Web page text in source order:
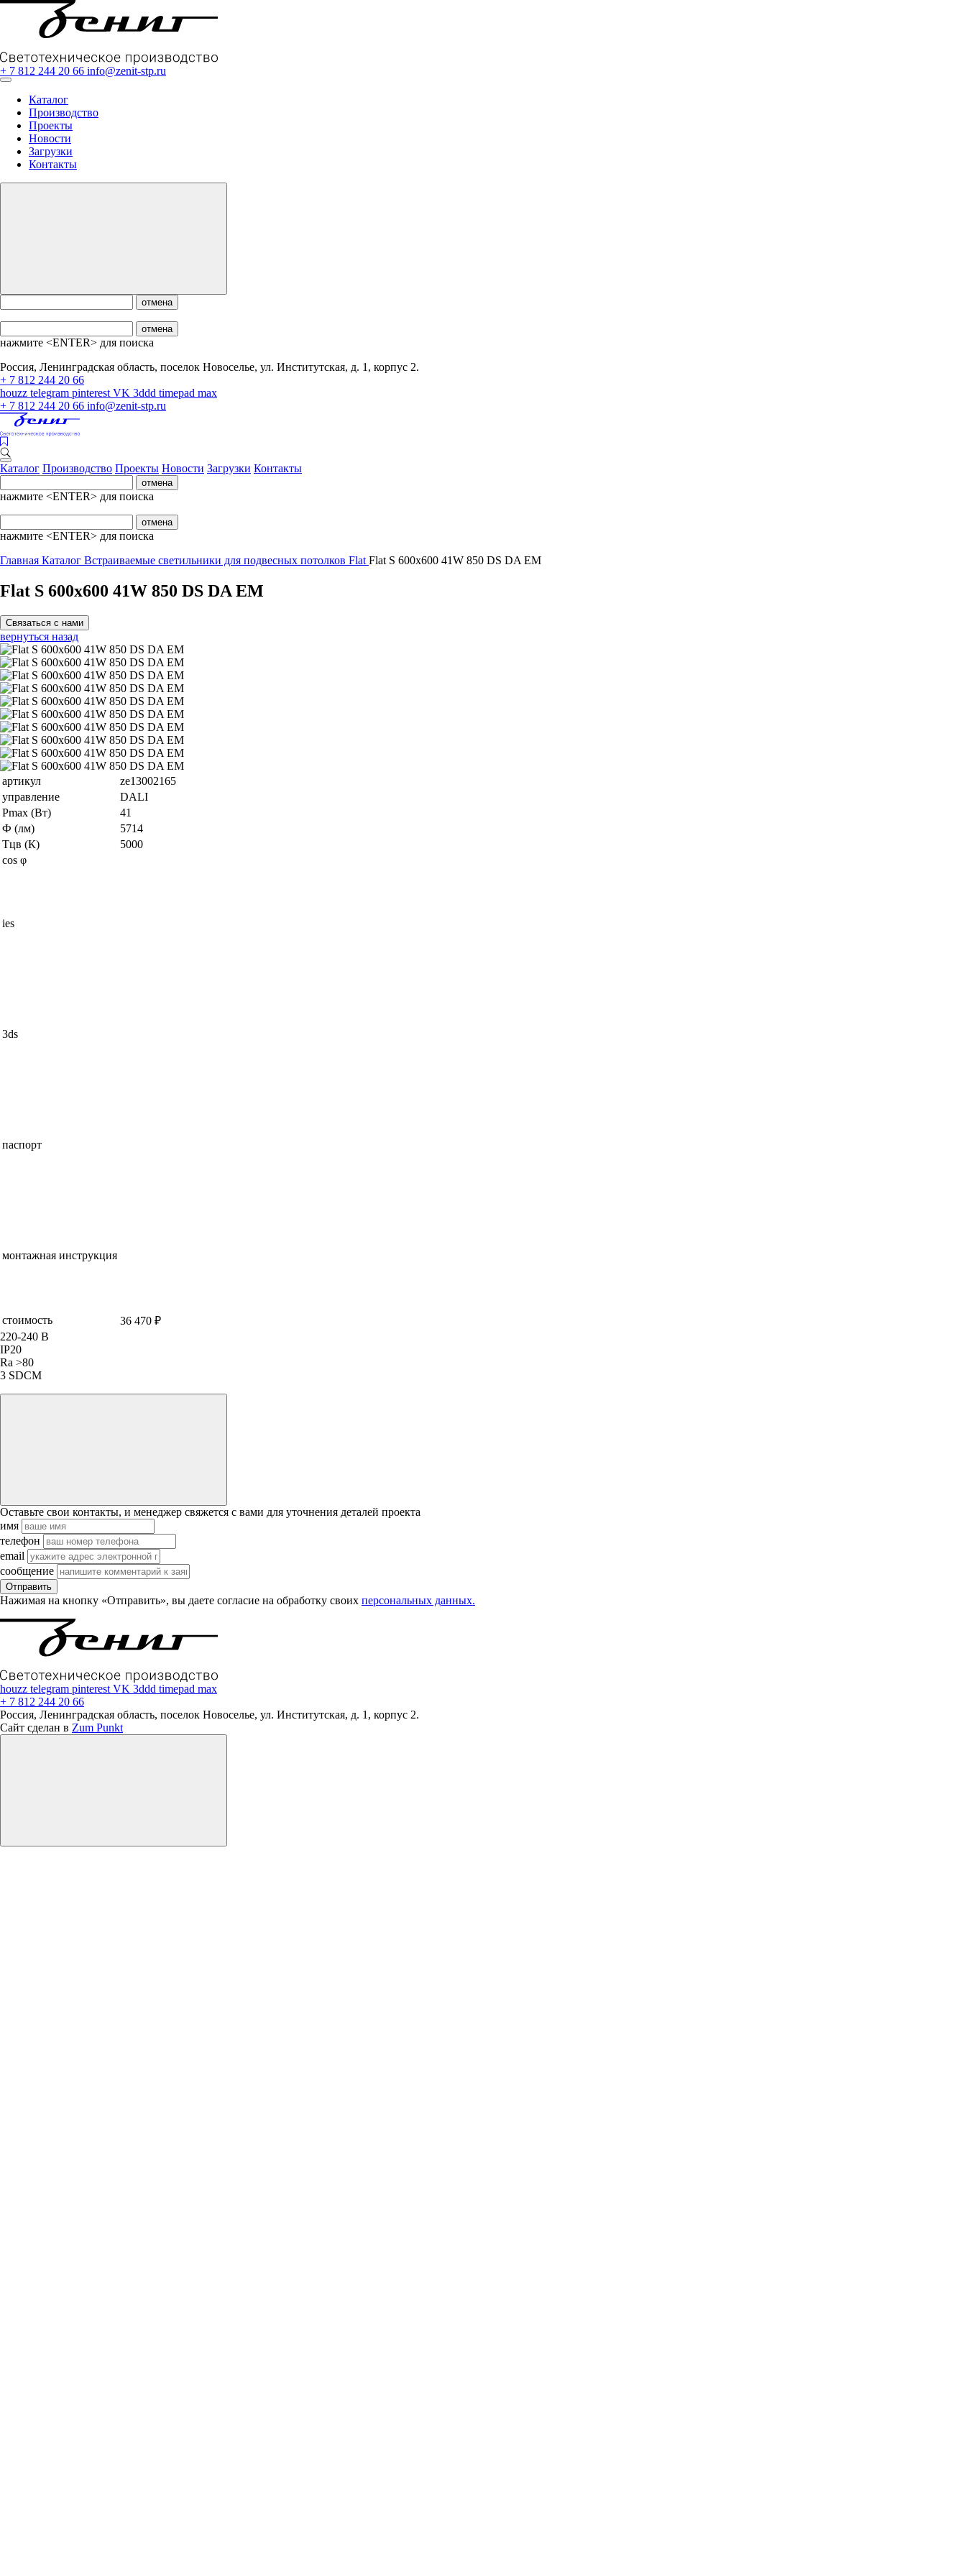
+ 7 812 244 20 66 info@zenit-stp.ru
Каталог
Производство
Проекты
Новости
Загрузки
Контакты
отмена
отмена
нажмите <ENTER> для поиска
Россия, Ленинградская область, поселок Новоселье, ул. Институтская, д. 1, корпус 2.
+ 7 812 244 20 66
houzz telegram pinterest VK 3ddd timepad max
+ 7 812 244 20 66 info@zenit-stp.ru
Каталог Производство Проекты Новости Загрузки Контакты
отмена
нажмите <ENTER> для поиска
отмена
нажмите <ENTER> для поиска
Главная Каталог Встраиваемые светильники для подвесных потолков Flat Flat S 600x600 41W 850 DS DA EM
Flat S 600x600 41W 850 DS DA EM
Связаться с нами
вернуться назад
артикул
ze13002165
управление
DALI
Pmax (Вт)
41
Ф (лм)
5714
Тцв (К)
5000
cos φ
ies
3ds
паспорт
монтажная инструкция
стоимость
36 470 ₽
220-240 В
IP20
Ra >80
3 SDCM
Оставьте свои контакты, и менеджер свяжется с вами для уточнения деталей проекта
имя
телефон
email
сообщение
Отправить
Нажимая на кнопку «Отправить», вы даете согласие на обработку своих персональных данных.
houzz telegram pinterestVK 3ddd timepad max
+ 7 812 244 20 66
Россия, Ленинградская область, поселок Новоселье, ул. Институтская, д. 1, корпус 2.
Сайт сделан в Zum Punkt